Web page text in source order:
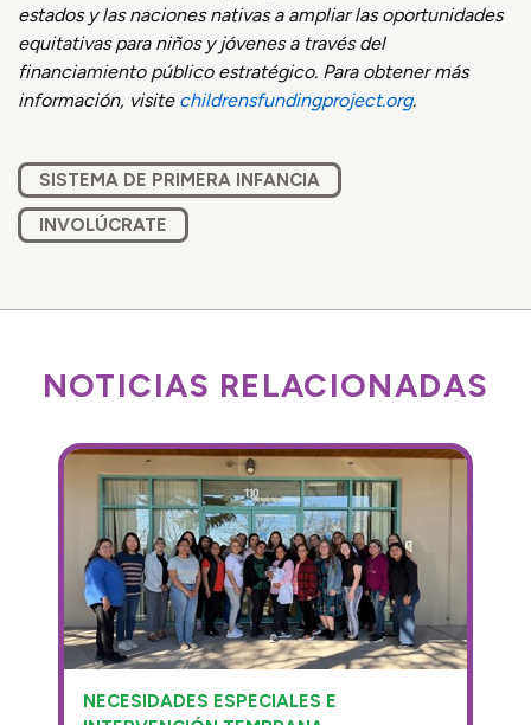
estados y las naciones nativas a ampliar las oportunidades
equitativas para niños y jóvenes a través del
financiamiento público estratégico. Para obtener más
información, visite childrensfundingproject.org.
SISTEMA DE PRIMERA INFANCIA
INVOLÚCRATE
NOTICIAS RELACIONADAS
NECESIDADES ESPECIALES E